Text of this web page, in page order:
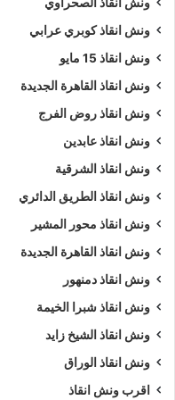
ونش انقاذ كوبري عرابي
ونش انقاذ 15 مايو
ونش انقاذ القاهرة الجديدة
ونش انقاذ روض الفرج
ونش انقاذ عابدين
ونش انقاذ الشرقية
ونش انقاذ الطريق الدائري
ونش انقاذ محور المشير
ونش انقاذ القاهرة الجديدة
ونش انقاذ دمنهور
ونش انقاذ شبرا الخيمة
ونش انقاذ الشيخ زايد
ونش انقاذ الوراق
اقرب ونش انقاذ